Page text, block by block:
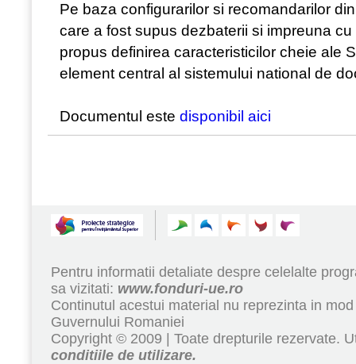
Pe baza configurarilor si recomandarilor
care a fost supus dezbaterii si impreuna
propus definirea caracteristicilor cheie ale
element central al sistemului national de
Documentul este disponibil aici
Pentru informatii detaliate despre celelalte
sa vizitati: www.fonduri-ue.ro
Continutul acestui material nu reprezinta in
Guvernului Romaniei
Copyright © 2009 | Toate drepturile rezervate.
conditiile de utilizare.